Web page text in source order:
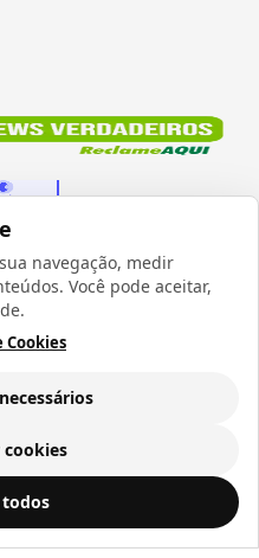
navegação, medir
Você pode aceitar,
Cookies
cookies
Caneca de Chopp em Vidro Cristal para Sublimação 475ml Faixa Branca
07.686.203/0001-22